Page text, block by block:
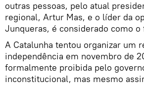
outras pessoas, pelo atual
regional, Artur Mas, e o líder da
Junqueras, é considerado como o
A Catalunha tentou organizar um
independência em novembro de
formalmente proibida pelo
inconstitucional, mas mesmo